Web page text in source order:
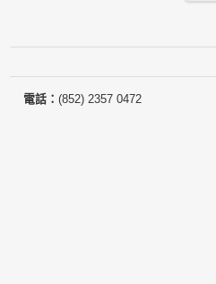
電話： (852) 2357 0472